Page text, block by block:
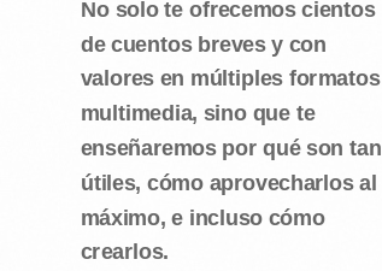
No solo te ofrecemos cientos
de cuentos breves y con
valores en múltiples formatos
multimedia, sino que te
enseñaremos por qué son tan
útiles, cómo aprovecharlos al
máximo, e incluso cómo
crearlos.